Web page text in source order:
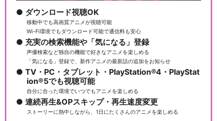
ダウンロード視聴OK
移動中でも高画質アニメが視聴可能
Wi-Fi環境でもダウンロード可能で通信料も安心
充実の検索機能や「気になる」登録
声優検索など独自の機能で好きなアニメを楽しめる
「気になる」登録で、新作アニメの最新話の追加をお知らせ
TV・PC・タブレット・PlayStation®4・PlayStat
ion®5でも視聴可能
自分に合った環境でいつでもアニメを楽しめる
連続再生&OPスキップ・再生速度変更
ストーリーに熱中しながら、1日にたくさんのアニメを楽しめる